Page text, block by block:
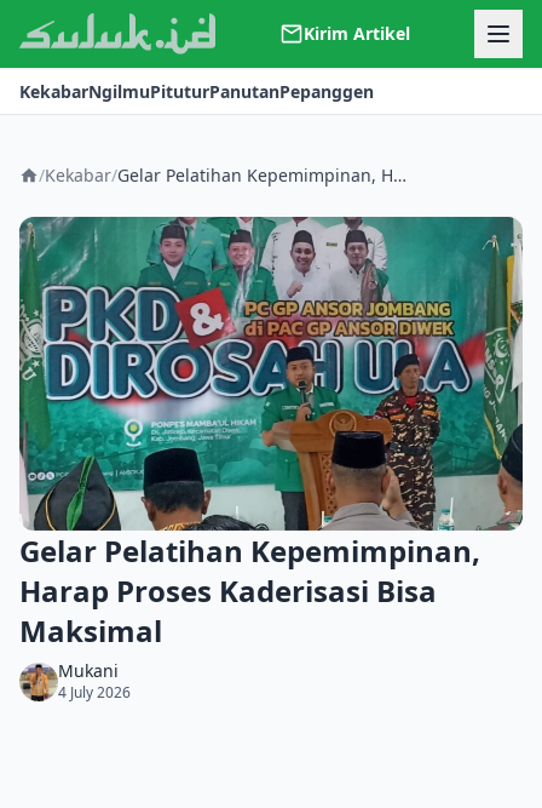
Kirim Artikel
Kerjasama
Kontak
KekabarNgilmuPituturPanutanPepanggen
/Kekabar/ Gelar Pelatihan Kepemimpinan, Harap Proses Kaderisasi Bisa Maksimal
Gelar Pelatihan Kepemimpinan,
Harap Proses Kaderisasi Bisa
Maksimal
Mukani
4 July 2026